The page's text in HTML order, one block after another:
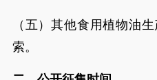
（五）其他食用植物油
索。